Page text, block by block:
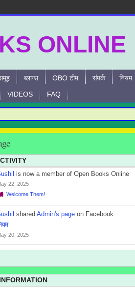
ब्लाग्स OBO टीम संपर्क नियम
VIDEOS FAQ
is now a member of Open Books Online
22, 2025
Welcome Them!
shared Admin's page on Facebook
20, 2025